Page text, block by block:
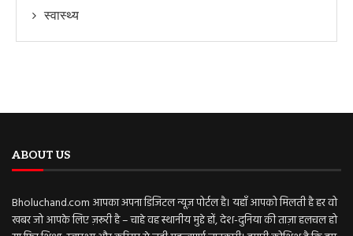
स्वास्थ्य
ABOUT US
Bholuchand.com आपका अपना डिजिटल न्यूज़ पोर्टल है। यहाँ आपको मिलती है हर वो
खबर जो आपके लिए ज़रूरी है – चाहे वह स्थानीय मुद्दे हों, देश-दुनिया की ताज़ा हलचल हो